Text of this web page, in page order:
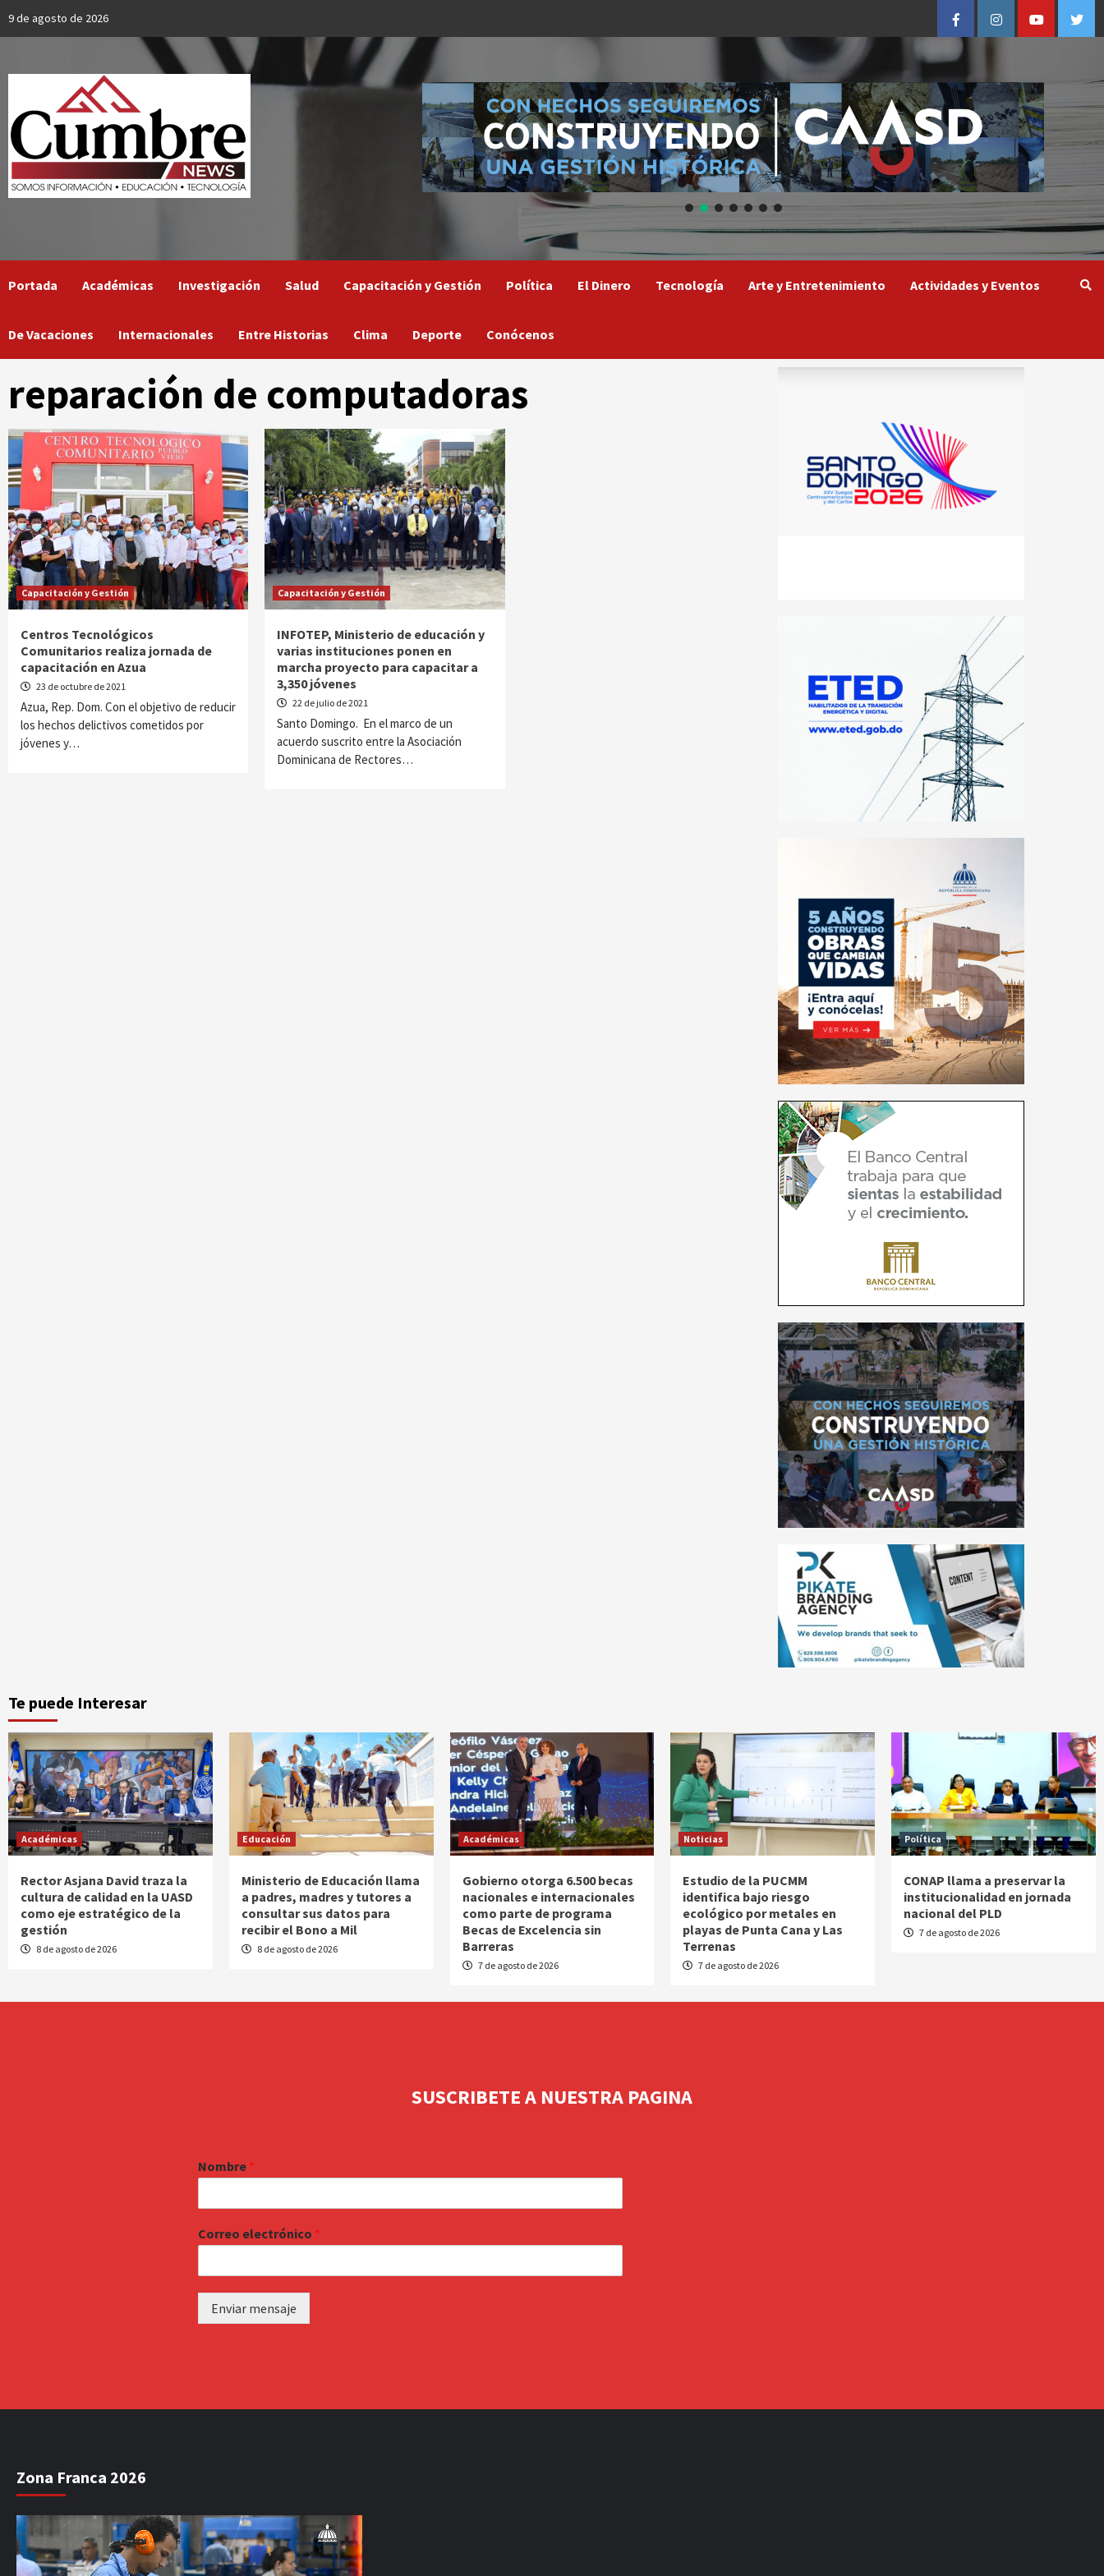
9 de agosto de 2026 FacebookInstagramYoutube
Portada Académicas Investigación Salud Capacitación y Gestión Política El Dinero Tecnología Arte y Entretenimiento Actividades y Eventos
De Vacaciones Internacionales Entre Historias Clima Deporte Conócenos
reparación de computadoras
Capacitación y Gestión
Centros Tecnológicos
Comunitarios realiza jornada de
capacitación en Azua
23 de octubre de 2021
Azua, Rep. Dom. Con el objetivo de reducir
los hechos delictivos cometidos por
jóvenes y…
Capacitación y Gestión
INFOTEP, Ministerio de educación y
varias instituciones ponen en
marcha proyecto para capacitar a
3,350 jóvenes
22 de julio de 2021
Santo Domingo. En el marco de un
acuerdo suscrito entre la Asociación
Dominicana de Rectores…
Te puede Interesar
Académicas
Rector Asjana David traza la
cultura de calidad en la UASD
como eje estratégico de la
gestión
8 de agosto de 2026
Educación
Ministerio de Educación llama
a padres, madres y tutores a
consultar sus datos para
recibir el Bono a Mil
8 de agosto de 2026
Académicas
Gobierno otorga 6.500 becas
nacionales e internacionales
como parte de programa
Becas de Excelencia sin
Barreras
7 de agosto de 2026
Noticias
Estudio de la PUCMM
identifica bajo riesgo
ecológico por metales en
playas de Punta Cana y Las
Terrenas
7 de agosto de 2026
Política
CONAP llama a preservar la
institucionalidad en jornada
nacional del PLD
7 de agosto de 2026
SUSCRIBETE A NUESTRA PAGINA
Nombre *
Correo electrónico *
Enviar mensaje
Zona Franca 2026
Reproductor
de
vídeo